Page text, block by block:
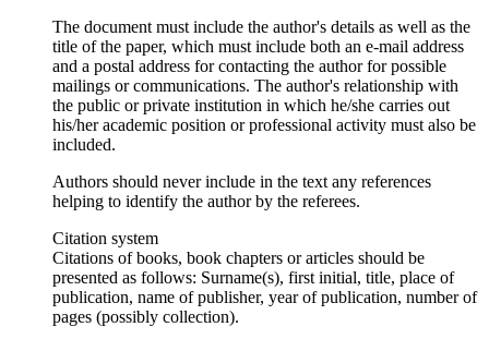
The document must include the author's details as well as the
title of the paper, which must include both an e-mail address
and a postal address for contacting the author for possible
mailings or communications. The author's relationship with
the public or private institution in which he/she carries out
his/her academic position or professional activity must also be
included.
Authors should never include in the text any references
helping to identify the author by the referees.
Citation system
Citations of books, book chapters or articles should be
presented as follows: Surname(s), first initial, title, place of
publication, name of publisher, year of publication, number of
pages (possibly collection).